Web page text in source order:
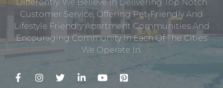
Differently. We Believe In Delivering Top Notch
Customer Service, Offering Pet-Friendly And
Lifestyle Friendly Apartment Communities And
Encouraging Community In Each Of The Cities
We Operate In.